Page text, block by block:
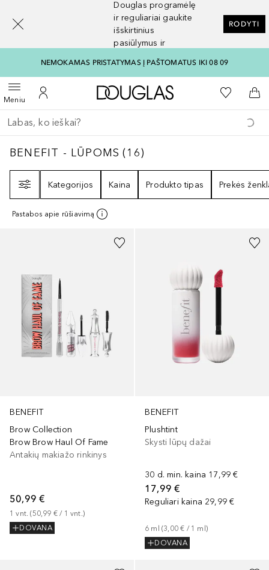
Douglas programėlę
ir reguliariai gaukite
išskirtinius
pasiūlymus ir
RODYTI
NEMOKAMAS PRISTATYMAS Į PAŠTOMATUS IKI 08 09
MeniuAtidaryti meniuĮ mano paskyrą
Į Douglas pagrindinį
Į mano
Į
Grįžk atgal
Vykdykite paiešką
BENEFIT - LŪPOMS 16
BENEFIT - LŪPOMS (16)
Kategorijos
Kaina Produkto tipas Prekės
Pastabos apie rūšiavimą
BENEFIT
Brow Collection
Brow Brow Haul Of Fame
Antakių makiažo rinkinys
50,99 €
1 vnt. (50,99 € / 1 vnt.)
DOVANA
BENEFIT
Plushtint
Skysti lūpų dažai
30 d. min. kaina 17,99 €
17,99 €
Reguliari kaina 29,99 €
6 ml (3,00 € / 1 ml )
DOVANA
+6
[navigation.slideout.screenreader]